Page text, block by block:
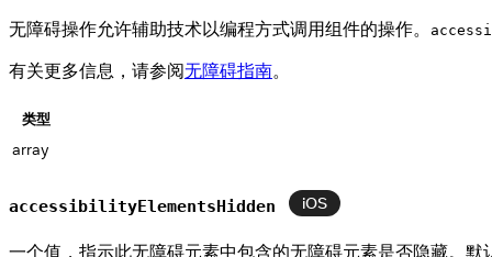
无障碍操作允许辅助技术以编程方式调用组件的操作。
有关更多信息，请参阅无障碍指南。
类型
array
accessibilityElementsHidden iOS
一个值，指示此无障碍元素中包含的无障碍元素是否隐藏。默